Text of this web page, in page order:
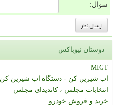
سوال:
دوستان نیوباکس
MIGT
آب شیرین کن - دستگاه آب شیرین کن
انتخابات مجلس ، کاندیدای مجلس
خرید و فروش خودرو